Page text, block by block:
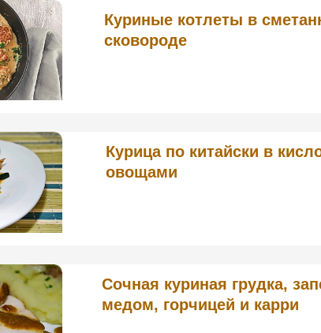
Куриные котлеты в
сковороде
Курица по китайски в
овощами
Сочная куриная грудка,
медом, горчицей и карри